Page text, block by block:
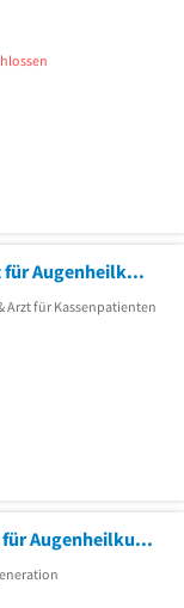
Dr.med. Michael Riesmeier Facharzt für Augenheilkunde
Arzt für Kassenpatienten
Dr.med. Carsten Burkhard Facharzt für Augenheilkunde